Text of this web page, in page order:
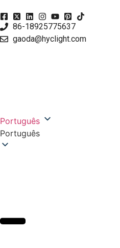
86-18925775637
gaoda@hyclight.com
Português
Português